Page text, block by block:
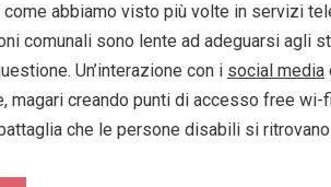
come abbiamo visto più volte in servizi
comunali sono lente ad adeguarsi agli
Un’interazione con i social media
magari creando punti di accesso free
che le persone disabili si